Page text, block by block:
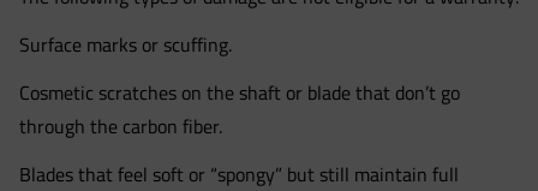
Surface marks or scuffing.
Cosmetic scratches on the shaft or blade that don’t go
through the carbon fiber.
Blades that feel soft or “spongy” but still maintain full